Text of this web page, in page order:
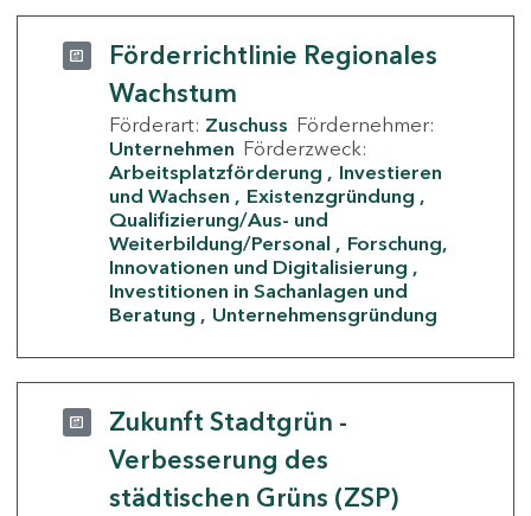
Förderrichtlinie Regionales
Wachstum
Förderart: Zuschuss Fördernehmer:
Unternehmen Förderzweck:
Arbeitsplatzförderung
Investieren
und Wachsen
Existenzgründung
Qualifizierung/Aus- und
Weiterbildung/Personal
Forschung,
Innovationen und Digitalisierung
Investitionen in Sachanlagen und
Beratung
Unternehmensgründung
Zukunft Stadtgrün -
Verbesserung des
städtischen Grüns (ZSP)